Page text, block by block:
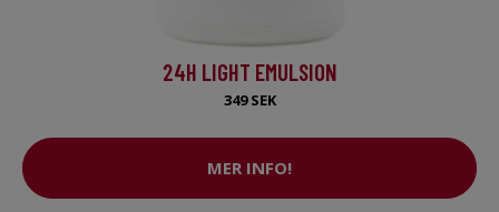
24H LIGHT EMULSION
349 SEK
MER INFO!